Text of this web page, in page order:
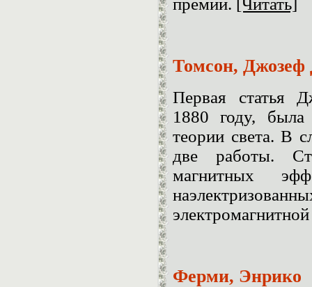
Томсон,
Первая статья
1880 году, была
теории света. В
две работы.
магнитных
Ферми, Энрико